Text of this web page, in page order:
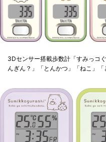
3Dセンサー搭載歩数計「すみっコ
んぎん？」「とんかつ」「ねこ」「